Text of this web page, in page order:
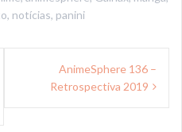
, notícias, panini
AnimeSphere 136 –
Retrospectiva 2019